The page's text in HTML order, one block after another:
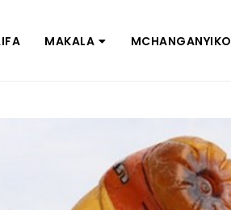
MAKALA MCHANGANYIKO